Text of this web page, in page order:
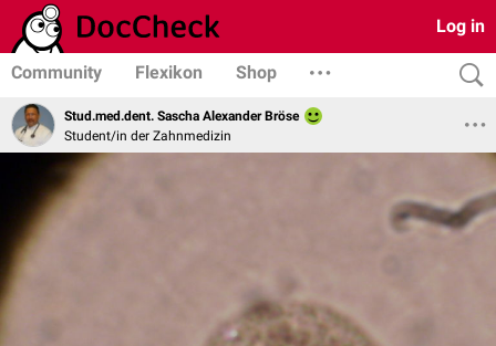
Log in
Community Flexikon Shop
Stud.med.dent. Sascha Alexander Bröse
Student/in der Zahnmedizin